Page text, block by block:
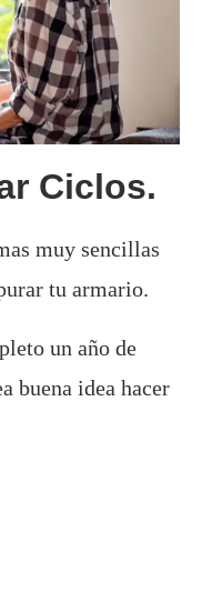
Ciclos.
muy sencillas
tu armario.
un año de
buena idea hacer